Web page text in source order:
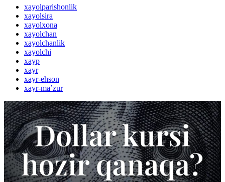
xayolparishonlik
xayolsira
xayolxona
xayolchan
xayolchanlik
xayolchi
xayp
xayr
xayr-ehson
xayr-maʼzur